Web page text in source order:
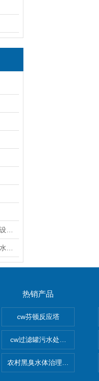
热销产品
cw芬顿反应塔
cw过滤罐污水处理设备 多介
农村黑臭水体治理设备